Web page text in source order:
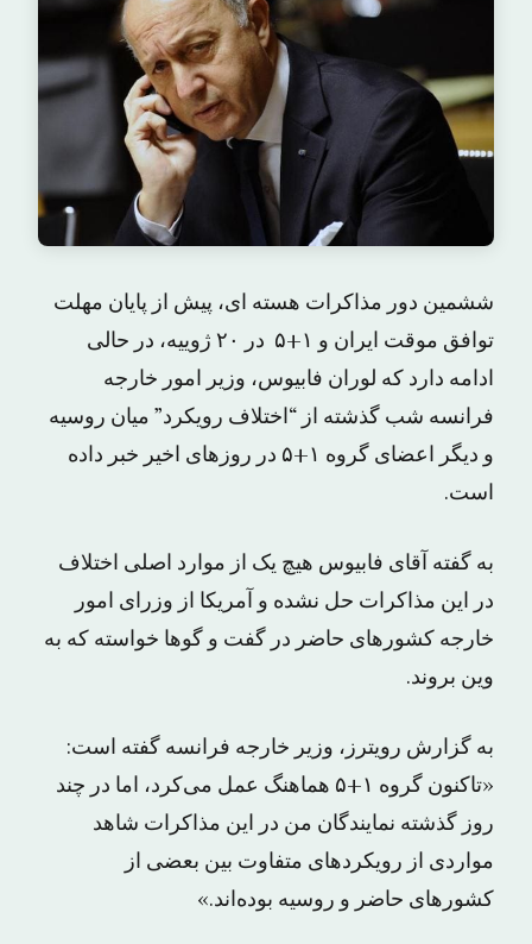
ششمین دور مذاکرات هسته ای، پیش از پایان مهلت
توافق موقت ایران و ۱+۵ در ۲۰ ژوییه، در حالی
ادامه دارد که لوران فابیوس، وزیر امور خارجه
فرانسه شب گذشته از “اختلاف رویکرد” میان روسیه
و دیگر اعضای گروه ۱+۵ در روزهای اخیر خبر داده
است.
به گفته آقای فابیوس هیچ یک از موارد اصلی اختلاف
در این مذاکرات حل نشده و آمریکا از وزرای امور
خارجه کشورهای حاضر در گفت‌ و گوها خواسته که به
وین بروند.
به گزارش رویترز، وزیر خارجه فرانسه گفته است:
«تاکنون گروه ۱+۵ هماهنگ عمل می‌کرد، اما در چند
روز گذشته نمایندگان من در این مذاکرات شاهد
مواردی از رویکردهای متفاوت بین بعضی از
کشورهای حاضر و روسیه بوده‌اند.»